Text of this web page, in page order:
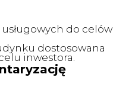
do celów
dostosowana
inwestora.